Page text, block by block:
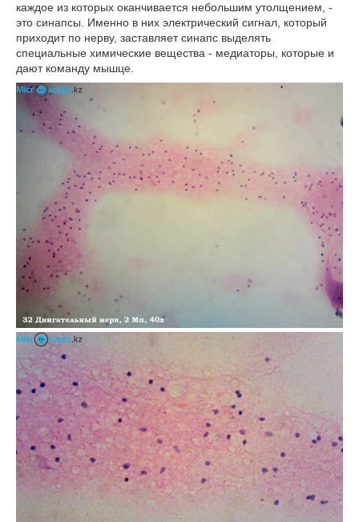
каждое из которых оканчивается небольшим утолщением, -
это синапсы. Именно в них электрический сигнал, который
приходит по нерву, заставляет синапс выделять
специальные химические вещества - медиаторы, которые и
дают команду мышце.